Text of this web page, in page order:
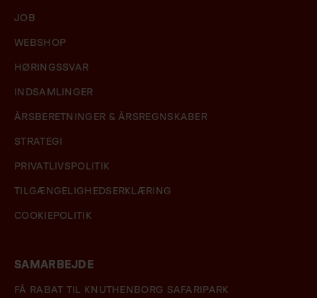
JOB
WEBSHOP
HØRINGSSVAR
INDSAMLINGER
ÅRSBERETNINGER & ÅRSREGNSKABER
STRATEGI
PRIVATLIVSPOLITIK
TILGÆNGELIGHEDSERKLÆRING
COOKIEPOLITIK
SAMARBEJDE
FÅ RABAT TIL KNUTHENBORG SAFARIPARK